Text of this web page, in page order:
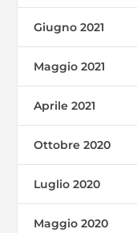
Giugno 2021
Maggio 2021
Aprile 2021
Ottobre 2020
Luglio 2020
Maggio 2020